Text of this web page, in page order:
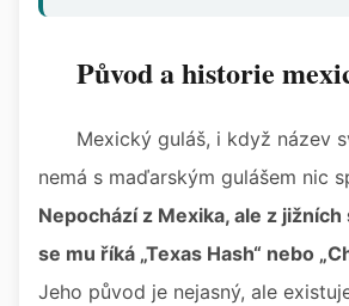
Původ a historie
Mexický guláš, i když název
nemá s maďarským gulášem nic
Nepochází z Mexika, ale z jižních
se mu říká „Texas Hash“ nebo
Jeho původ je nejasný, ale